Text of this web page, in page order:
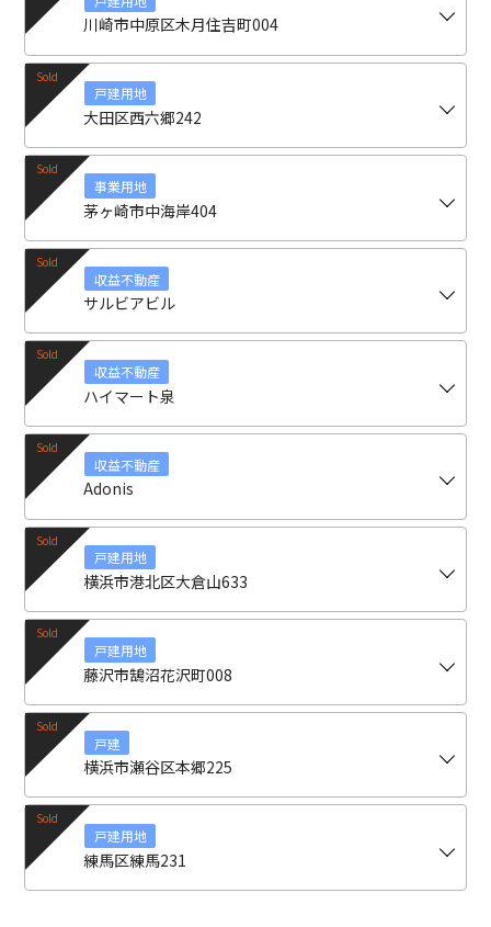
川崎市中原区木月住吉町004
戸建用地
大田区西六郷242
事業用地
茅ヶ崎市中海岸404
収益不動産
サルビアビル
収益不動産
ハイマート泉
収益不動産
Adonis
戸建用地
横浜市港北区大倉山633
戸建用地
藤沢市鵠沼花沢町008
戸建
横浜市瀬谷区本郷225
戸建用地
練馬区練馬231